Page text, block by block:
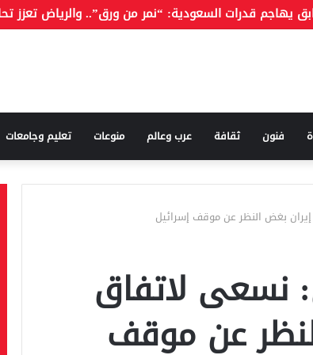
فنون ثقافة عرب وعالم منوعات تعليم وجامعات
بغض النظر عن موقف إسرائيل
نسعى لاتفاق
عن موقف